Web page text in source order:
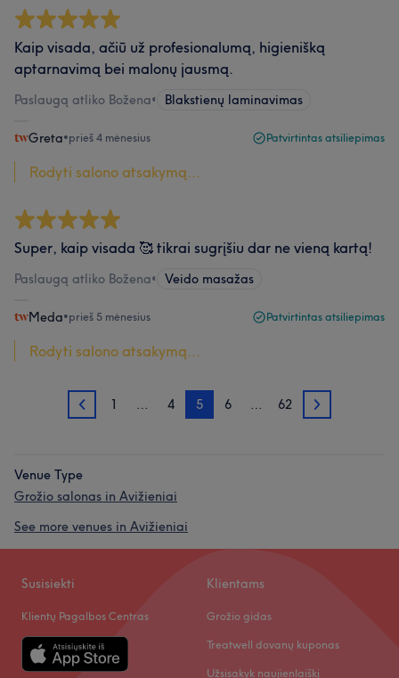
Kaip visada, ačiū už profesionalumą, higienišką
aptarnavimą bei malonų jausmą.
Paslaugą atliko Božena• Blakstienų laminavimas
Greta•prieš 4 mėnesius Patvirtintas atsiliepimas
Rodyti salono atsakymą...
Super, kaip visada 🥰 tikrai sugrįšiu dar ne vieną kartą!
Paslaugą atliko Božena• Veido masažas
Meda•prieš 5 mėnesius Patvirtintas atsiliepimas
Rodyti salono atsakymą...
4 1 … 4 5 6 … 62 6
Venue Type
Grožio salonas in Avižieniai
See more venues in Avižieniai
Susisiekti
Klientų Pagalbos Centras
Klientams
Grožio gidas
Treatwell dovanų kuponas
Užsisakyk naujienlaiškį